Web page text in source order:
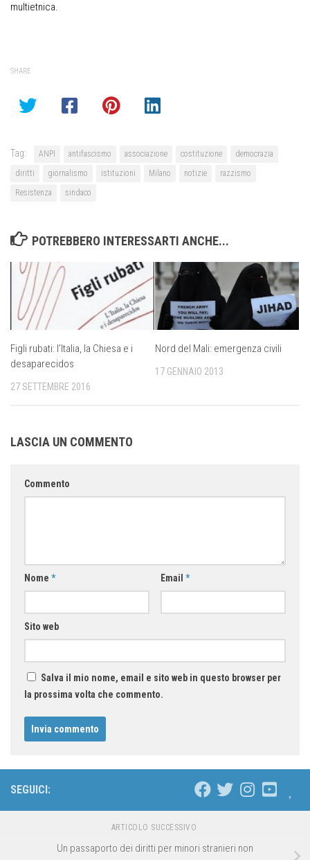
multietnica.
SHARE
Tag: ANPI antifascismo associazione costituzione
democrazia
diritti
giornalismo istituzioni Milano notizie
razzismo
Resistenza
sindaco
POTREBBERO INTERESSARTI ANCHE...
Figli rubati: l’Italia, la Chiesa e i
desaparecidos
27 SETTEMBRE 2016
Nord del Mali: emergenza civili
17 GENNAIO 2013
LASCIA UN COMMENTO
Commento
Nome * Email *
Sito web
Salva il mio nome, email e sito web in questo browser per
la prossima volta che commento.
SEGUICI:
ARTICOLO SUCCESSIVO
Un passaporto dei diritti per minori stranieri non